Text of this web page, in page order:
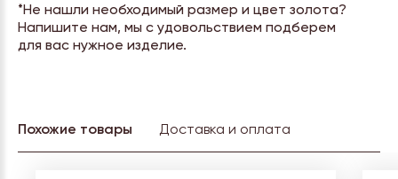
*Не нашли необходимый размер и цвет золота?
Напишите нам, мы с удовольствием подберем
для вас нужное изделие.
Похожие товары Доставка и оплата